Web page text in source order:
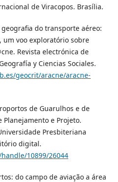
de Viracopos. Brasília.
geografia do transporte aéreo:
voo exploratório sobre
Revista electrónica de
y Ciencias Sociales.
geocrit/aracne/aracne-
de Guarulhos e de
Planejamento e Projeto.
Presbiteriana
digital.
10899/26044
do campo de aviação a área